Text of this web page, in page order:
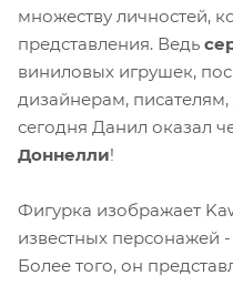
множеству личностей,
представления. Ведь
виниловых игрушек,
дизайнерам,
сегодня Данил оказал
Доннелли!
Фигурка изображает
известных персонажей
Более того, он